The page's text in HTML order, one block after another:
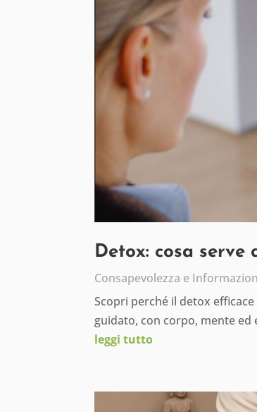
Detox: cosa
Consapevolezza e
Scopri perché il detox
guidato, con corpo, mente ed
leggi tutto